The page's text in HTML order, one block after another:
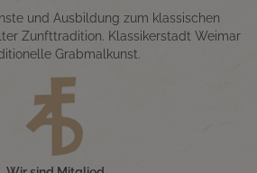
und Ausbildung zum klassischen
Zunfttradition. Klassikerstadt Weimar
Grabmalkunst.